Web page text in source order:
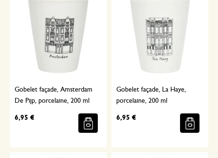
Gobelet façade, Amsterdam
De Pijp, porcelaine, 200 ml
6,95 €
Gobelet façade, La Haye,
porcelaine, 200 ml
6,95 €